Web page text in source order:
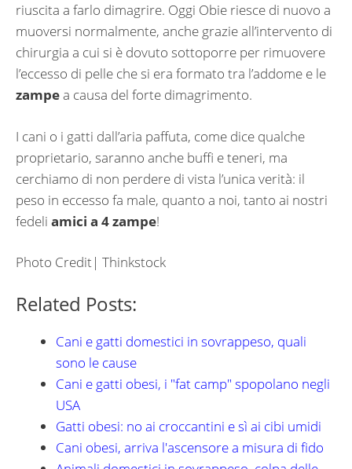
riuscita a farlo dimagrire. Oggi Obie riesce di nuovo a
muoversi normalmente, anche grazie all’intervento di
chirurgia a cui si è dovuto sottoporre per rimuovere
l’eccesso di pelle che si era formato tra l’addome e le
zampea causa del forte dimagrimento.
I cani o i gatti dall’aria paffuta, come dice qualche
proprietario, saranno anche buffi e teneri, ma
cerchiamo di non perdere di vista l’unica verità: il
peso in eccesso fa male, quanto a noi, tanto ai nostri
fedeli amici a 4 zampe!
Photo Credit| Thinkstock
Related Posts:
Cani e gatti domestici in sovrappeso, quali
sono le cause
Cani e gatti obesi, i "fat camp" spopolano negli
USA
Gatti obesi: no ai croccantini e sì ai cibi umidi
Cani obesi, arriva l'ascensore a misura di fido